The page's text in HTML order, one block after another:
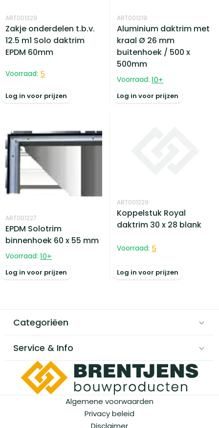
ART001329
Zakje onderdelen t.b.v.
12.5 m1 Solo daktrim
EPDM 60mm
Voorraad: 5
Log in voor prijzen
ART001219
Aluminium daktrim met
kraal Ø 26 mm
buitenhoek / 500 x
500mm
Voorraad: 10+
Log in voor prijzen
ART001227
EPDM Solotrim
binnenhoek 60 x 55 mm
Voorraad: 10+
Log in voor prijzen
ART001229
Koppelstuk Royal
daktrim 30 x 28 blank
Voorraad: 5
Log in voor prijzen
Categoriëen
Service & Info
Algemene voorwaarden
Privacy beleid